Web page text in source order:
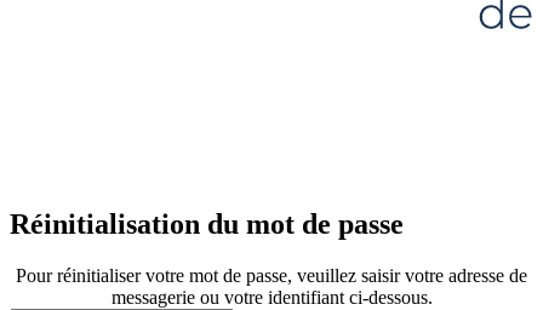
Réinitialisation du mot de passe
Pour réinitialiser votre mot de passe, veuillez saisir votre adresse de
messagerie ou votre identifiant ci-dessous.